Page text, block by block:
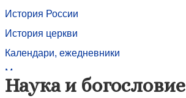
История России
История церкви
Календари, ежедневники
Медицина и психология, зависимости
Межконфессиональный диалог
Наука и богословие